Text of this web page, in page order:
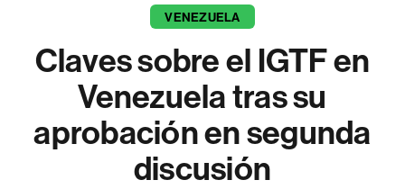
VENEZUELA
Claves sobre el IGTF en
Venezuela tras su
aprobación en segunda
discusión